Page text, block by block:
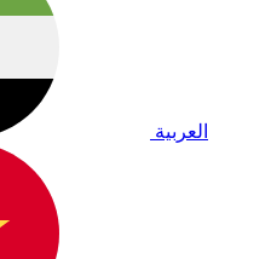
العربية